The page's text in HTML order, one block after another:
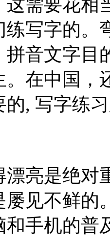
这需要花相
练写字的。
拼音文字目
。在中国，
的, 写字练
漂亮是绝对
屡见不鲜的
和手机的普